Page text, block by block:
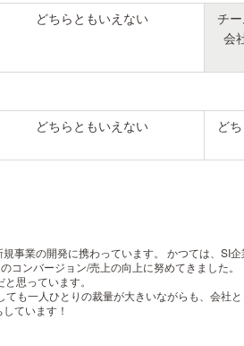
どちらともいえない
チ
会
どちらともいえない
ど
事業の開発に携わっています。
かつては、SI企
ンバージョン/売上の向上に努めてきました。
思っています。
ても一人ひとりの裁量が大きいながらも、会社
ています！